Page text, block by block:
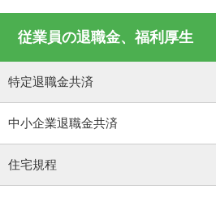
従業員の退職金、福利厚生
特定退職金共済
中小企業退職金共済
住宅規程